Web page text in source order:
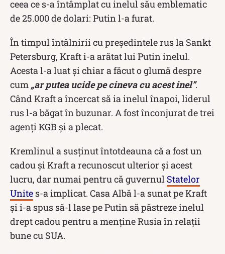
ceea ce s-a întâmplat cu inelul său emblematic
de 25.000 de dolari: Putin l-a furat.
În timpul întâlnirii cu președintele rus la Sankt
Petersburg, Kraft i-a arătat lui Putin inelul.
Acesta l-a luat și chiar a făcut o glumă despre
cum „ar putea ucide pe cineva cu acest inel”.
Când Kraft a încercat să ia inelul înapoi, liderul
rus l-a băgat în buzunar. A fost înconjurat de trei
agenți KGB și a plecat.
Kremlinul a susținut întotdeauna că a fost un
cadou și Kraft a recunoscut ulterior și acest
lucru, dar numai pentru că guvernul Statelor
Unite s-a implicat. Casa Albă l-a sunat pe Kraft
și i-a spus să-l lase pe Putin să păstreze inelul
drept cadou pentru a menține Rusia în relații
bune cu SUA.